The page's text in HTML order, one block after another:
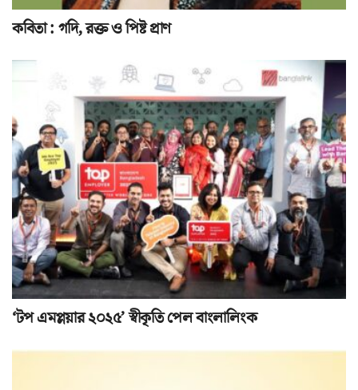
কবিতা : গদি, রক্ত ও পিষ্ট প্রাণ
‘টপ এমপ্লয়ার ২০২৫’ স্বীকৃতি পেল বাংলালিংক